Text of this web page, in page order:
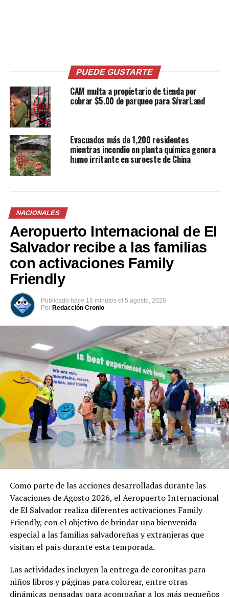
Capturan a hombre que
asesinó a golpes a su
19 abril, 2024
En «Nacionales»
COSTA RICA
DETENCION
DISCUSIÓN FAMILIAR
HERMANA DETENIDA
MUJER FALLECIDA
SUCESO EN COSTA RICA
UP NEXT
Alejandro Gutman imparte Masterclass ADN de la
Pobreza y la Cultura de Integración a los 40,000
participantes en Proceso Formativo
DON'T MISS
Tres motociclistas lesionados tras fuerte accidente en
carretera Panamericana
PUEDE GUSTARTE
CAM multa a propietario de tienda por
cobrar $5.00 de parqueo para SívarLand
Evacuados más de 1,200 residentes
mientras incendio en planta química genera
humo irritante en suroeste de China
NACIONALES
Aeropuerto Internacional de El
Salvador recibe a las familias
con activaciones Family
Friendly
Publicado hace 16 minutos el 5 agosto, 2026
Por Redacción Cronio
Como parte de las acciones desarrolladas durante las
Vacaciones de Agosto 2026, el Aeropuerto Internacional
de El Salvador realiza diferentes activaciones Family
Friendly, con el objetivo de brindar una bienvenida
especial a las familias salvadoreñas y extranjeras que
visitan el país durante esta temporada.
Las actividades incluyen la entrega de coronitas para
niños libros y páginas para colorear, entre otras
dinámicas pensadas para acompañar a los más pequeños